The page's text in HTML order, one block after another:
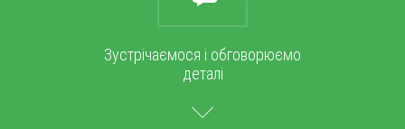
Зустрічаємося і обговорюємо
деталі